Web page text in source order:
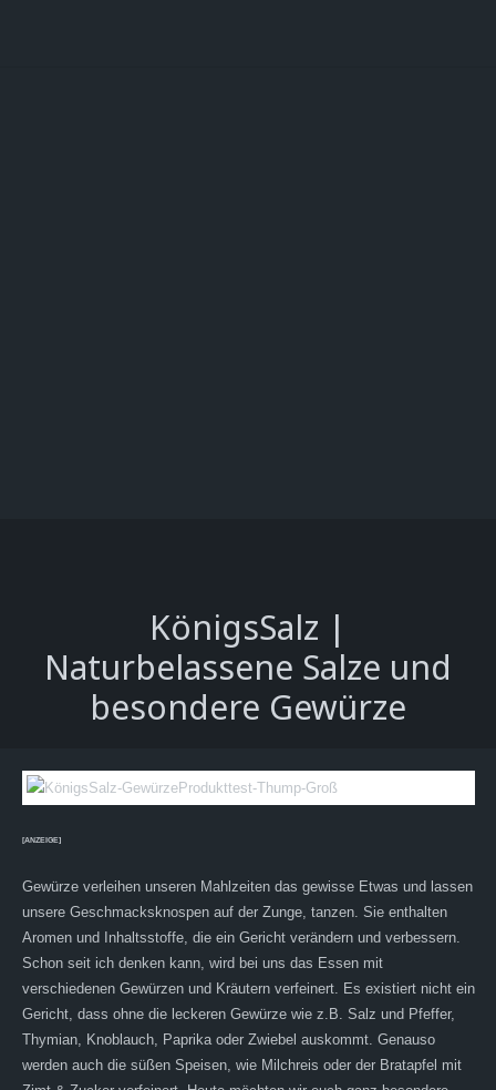
KönigsSalz |
Naturbelassene Salze und
besondere Gewürze
[ANZEIGE]
Gewürze verleihen unseren Mahlzeiten das gewisse Etwas und lassen
unsere Geschmacksknospen auf der Zunge, tanzen. Sie enthalten
Aromen und Inhaltsstoffe, die ein Gericht verändern und verbessern.
Schon seit ich denken kann, wird bei uns das Essen mit
verschiedenen Gewürzen und Kräutern verfeinert. Es existiert nicht ein
Gericht, dass ohne die leckeren Gewürze wie z.B. Salz und Pfeffer,
Thymian, Knoblauch, Paprika oder Zwiebel auskommt. Genauso
werden auch die süßen Speisen, wie Milchreis oder der Bratapfel mit